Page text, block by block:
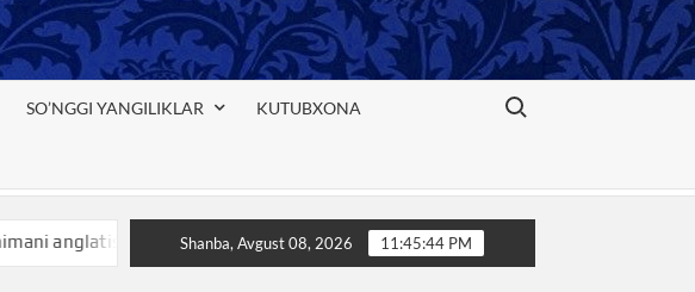
SO’NGGI YANGILIKLAR KUTUBXONA
Search for:
bilasizmi Baliq nimani anglatishini bilasizmi
Shanba, Avgust 08, 2026 11:45:45 PM